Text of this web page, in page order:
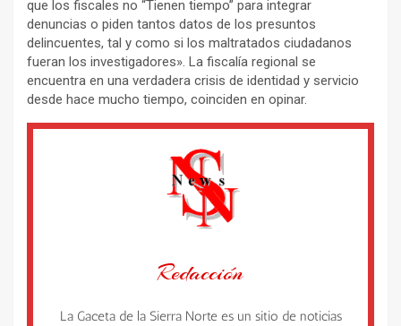
que los fiscales no “Tienen tiempo” para integrar
denuncias o piden tantos datos de los presuntos
delincuentes, tal y como si los maltratados ciudadanos
fueran los investigadores». La fiscalía regional se
encuentra en una verdadera crisis de identidad y servicio
desde hace mucho tiempo, coinciden en opinar.
Redacción
La Gaceta de la Sierra Norte es un sitio de noticias